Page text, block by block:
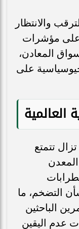
والانتظار
على مؤشرات
المعادن،
على
العالمية
تتمتع
التضخم، ما
الباحثين
عدم اليقين